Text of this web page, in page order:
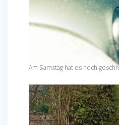
Am Samstag hat es noch